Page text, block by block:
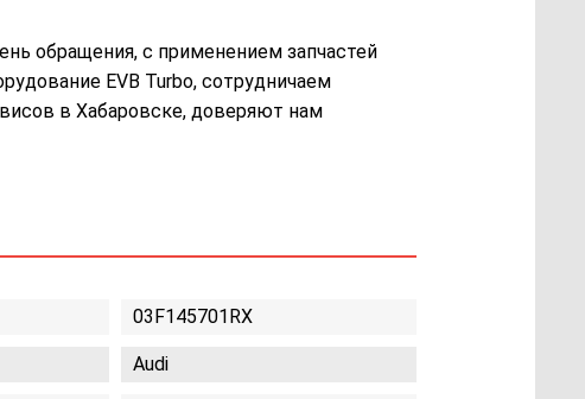
обращения, с применением запчастей
EVB Turbo, сотрудничаем
в Хабаровске, доверяют нам
03F145701RX
Audi